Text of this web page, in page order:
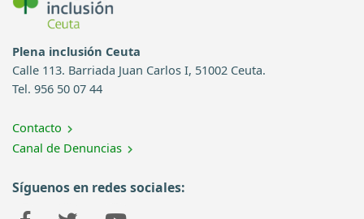
Plena inclusión Ceuta
Calle 113. Barriada Juan Carlos I, 51002 Ceuta.
Tel. 956 50 07 44
Contacto
Canal de Denuncias
Síguenos en redes sociales: